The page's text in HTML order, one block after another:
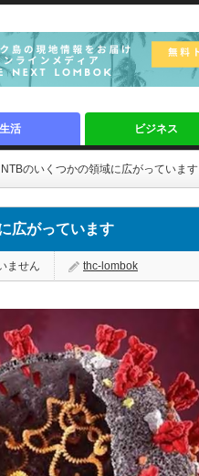
生活 ビジネス
のいくつかの領域に広がっています
広がっています
ません thc-lombok